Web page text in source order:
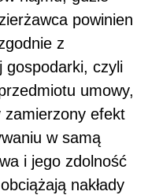
powinien
z
gospodarki, czyli
umowy,
zamierzony efekt
w samą
i jego zdolność
nakłady